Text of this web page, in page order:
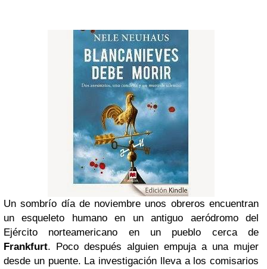
Un sombrío día de noviembre unos obreros encuentran
un esqueleto humano en un antiguo aeródromo del
Ejército norteamericano en un pueblo cerca de
Frankfurt. Poco después alguien empuja a una mujer
desde un puente. La investigación lleva a los comisarios